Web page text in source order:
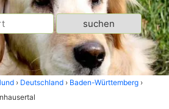
Deutschland
Baden-Württemberg